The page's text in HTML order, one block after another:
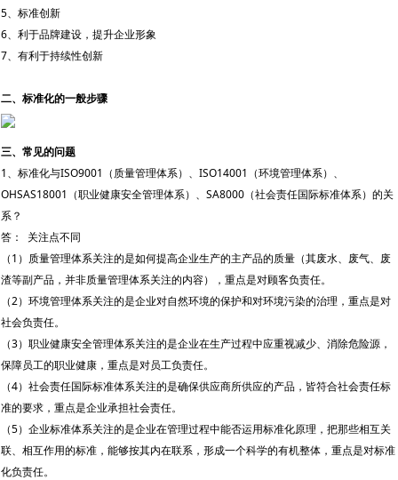
5、标准创新
6、利于品牌建设，提升企业形象
7、有利于持续性创新
二、标准化的一般步骤
三、常见的问题
1、标准化与ISO9001（质量管理体系）、ISO14001（环境管理体系）、
OHSAS18001（职业健康安全管理体系）、SA8000（社会责任国际标准体系）的关
系？
答： 关注点不同
（1）质量管理体系关注的是如何提高企业生产的主产品的质量（其废水、废气、废
渣等副产品，并非质量管理体系关注的内容），重点是对顾客负责任。
（2）环境管理体系关注的是企业对自然环境的保护和对环境污染的治理，重点是对
社会负责任。
（3）职业健康安全管理体系关注的是企业在生产过程中应重视减少、消除危险源，
保障员工的职业健康，重点是对员工负责任。
（4）社会责任国际标准体系关注的是确保供应商所供应的产品，皆符合社会责任标
准的要求，重点是企业承担社会责任。
（5）企业标准体系关注的是企业在管理过程中能否运用标准化原理，把那些相互关
联、相互作用的标准，能够按其内在联系，形成一个科学的有机整体，重点是对标准
化负责任。